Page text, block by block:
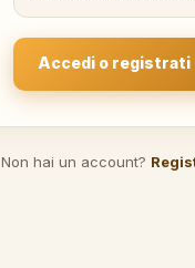
Accedi o registrati
Non hai un account?